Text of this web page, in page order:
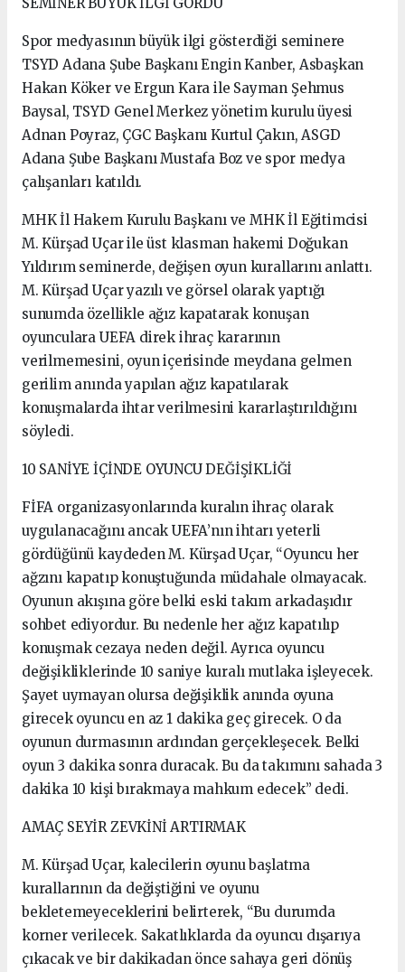
Spor medyasının büyük ilgi gösterdiği seminere
TSYD Adana Şube Başkanı Engin Kanber, Asbaşkan
Hakan Köker ve Ergun Kara ile Sayman Şehmus
Baysal, TSYD Genel Merkez yönetim kurulu üyesi
Adnan Poyraz, ÇGC Başkanı Kurtul Çakın, ASGD
Adana Şube Başkanı Mustafa Boz ve spor medya
çalışanları katıldı.
MHK İl Hakem Kurulu Başkanı ve MHK İl Eğitimcisi
M. Kürşad Uçar ile üst klasman hakemi Doğukan
Yıldırım seminerde, değişen oyun kurallarını anlattı.
M. Kürşad Uçar yazılı ve görsel olarak yaptığı
sunumda özellikle ağız kapatarak konuşan
oyunculara UEFA direk ihraç kararının
verilmemesini, oyun içerisinde meydana gelmen
gerilim anında yapılan ağız kapatılarak
konuşmalarda ihtar verilmesini kararlaştırıldığını
söyledi.
10 SANİYE İÇİNDE OYUNCU DEĞİŞİKLİĞİ
FİFA organizasyonlarında kuralın ihraç olarak
uygulanacağını ancak UEFA’nın ihtarı yeterli
gördüğünü kaydeden M. Kürşad Uçar, “Oyuncu her
ağzını kapatıp konuştuğunda müdahale olmayacak.
Oyunun akışına göre belki eski takım arkadaşıdır
sohbet ediyordur. Bu nedenle her ağız kapatılıp
konuşmak cezaya neden değil. Ayrıca oyuncu
değişikliklerinde 10 saniye kuralı mutlaka işleyecek.
Şayet uymayan olursa değişiklik anında oyuna
girecek oyuncu en az 1 dakika geç girecek. O da
oyunun durmasının ardından gerçekleşecek. Belki
oyun 3 dakika sonra duracak. Bu da takımını sahada 3
dakika 10 kişi bırakmaya mahkum edecek” dedi.
AMAÇ SEYİR ZEVKİNİ ARTIRMAK
M. Kürşad Uçar, kalecilerin oyunu başlatma
kurallarının da değiştiğini ve oyunu
bekletemeyeceklerini belirterek, “Bu durumda
korner verilecek. Sakatlıklarda da oyuncu dışarıya
çıkacak ve bir dakikadan önce sahaya geri dönüş